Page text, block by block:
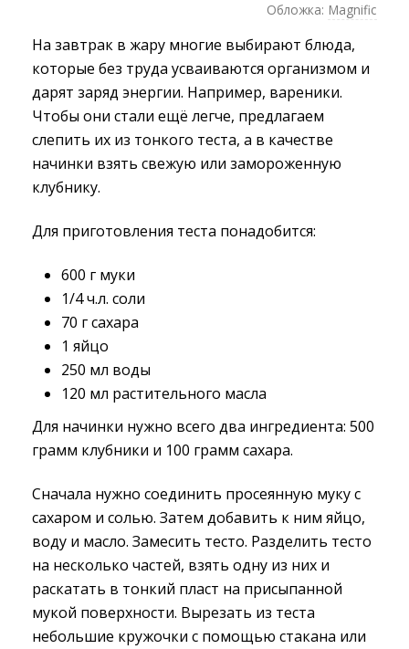
Обложка: Magnific
На завтрак в жару многие выбирают блюда,
которые без труда усваиваются организмом и
дарят заряд энергии. Например, вареники.
Чтобы они стали ещё легче, предлагаем
слепить их из тонкого теста, а в качестве
начинки взять свежую или замороженную
клубнику.
Для приготовления теста понадобится:
600 г муки
1/4 ч.л. соли
70 г сахара
1 яйцо
250 мл воды
120 мл растительного масла
Для начинки нужно всего два ингредиента: 500
грамм клубники и 100 грамм сахара.
Сначала нужно соединить просеянную муку с
сахаром и солью. Затем добавить к ним яйцо,
воду и масло. Замесить тесто. Разделить тесто
на несколько частей, взять одну из них и
раскатать в тонкий пласт на присыпанной
мукой поверхности. Вырезать из теста
небольшие кружочки с помощью стакана или